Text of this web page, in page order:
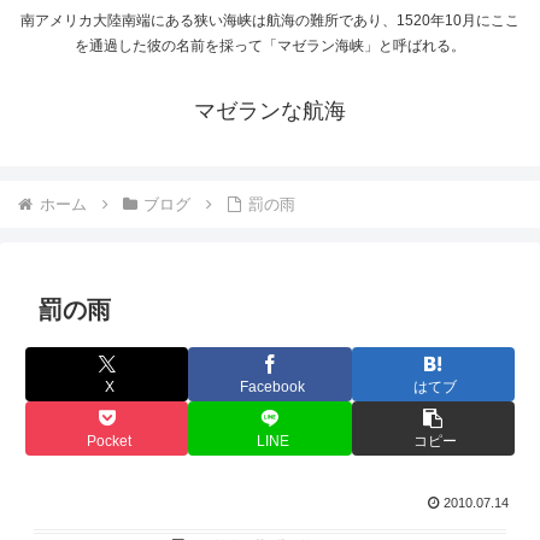
南アメリカ大陸南端にある狭い海峡は航海の難所であり、1520年10月にここ
を通過した彼の名前を採って「マゼラン海峡」と呼ばれる。
マゼランな航海
ホーム ブログ 罰の雨
罰の雨
X Facebook はてブ
Pocket LINE コピー
2010.07.14